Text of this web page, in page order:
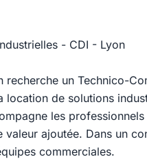
- CDI - Lyon
recherche un Technico-
location de solutions
les
ajoutée. Dans un
commerciales.